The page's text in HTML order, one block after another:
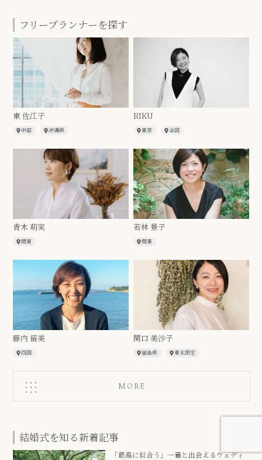
フリープランナーを探す
東 佐江子
中部 沖縄県
RIKU
東京 全国
青木 萌実
関東
若林 景子
関東
藤内 留美
四国
関口 美沙子
福島県 東北限定
MORE
結婚式を知る新着記事
「最高に似合う」一着と出会えるウェディ